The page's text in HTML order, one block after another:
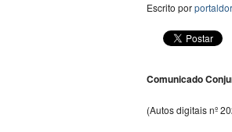
Escrito por
Comunicado
(Autos digitais nº